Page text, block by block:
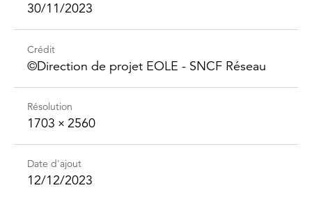
30/11/2023
Crédit
©Direction de projet EOLE - SNCF Réseau
Résolution
1703 × 2560
Date d'ajout
12/12/2023